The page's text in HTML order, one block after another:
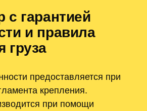
с гарантией
и правила
груза
предоставляется при
крепления.
при помощи